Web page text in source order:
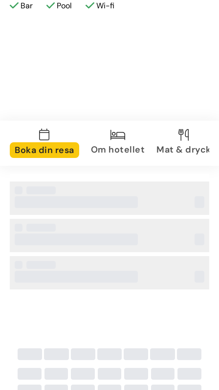
Bar
Pool Wi-fi
Boka din resa Om hotellet Mat & dryck